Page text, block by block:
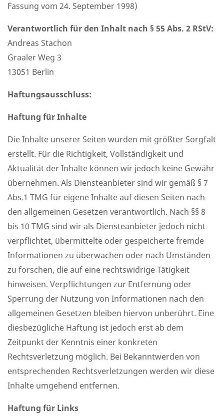
Fassung vom 24. September 1998)
Verantwortlich für den Inhalt nach § 55 Abs. 2 RStV:
Andreas Stachon
Graaler Weg 3
13051 Berlin
Haftungsausschluss:
Haftung für Inhalte
Die Inhalte unserer Seiten wurden mit größter Sorgfalt
erstellt. Für die Richtigkeit, Vollständigkeit und
Aktualität der Inhalte können wir jedoch keine Gewähr
übernehmen. Als Diensteanbieter sind wir gemäß § 7
Abs.1 TMG für eigene Inhalte auf diesen Seiten nach
den allgemeinen Gesetzen verantwortlich. Nach §§ 8
bis 10 TMG sind wir als Diensteanbieter jedoch nicht
verpflichtet, übermittelte oder gespeicherte fremde
Informationen zu überwachen oder nach Umständen
zu forschen, die auf eine rechtswidrige Tätigkeit
hinweisen. Verpflichtungen zur Entfernung oder
Sperrung der Nutzung von Informationen nach den
allgemeinen Gesetzen bleiben hiervon unberührt. Eine
diesbezügliche Haftung ist jedoch erst ab dem
Zeitpunkt der Kenntnis einer konkreten
Rechtsverletzung möglich. Bei Bekanntwerden von
entsprechenden Rechtsverletzungen werden wir diese
Inhalte umgehend entfernen.
Haftung für Links